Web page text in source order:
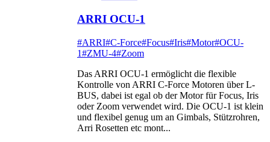
ARRI OCU-1
#ARRI#C-Force#Focus#Iris#Motor#OCU-
1#ZMU-4#Zoom
Das ARRI OCU-1 ermöglicht die flexible
Kontrolle von ARRI C-Force Motoren über L-
BUS, dabei ist egal ob der Motor für Focus, Iris
oder Zoom verwendet wird. Die OCU-1 ist klein
und flexibel genug um an Gimbals, Stützrohren,
Arri Rosetten etc mont...